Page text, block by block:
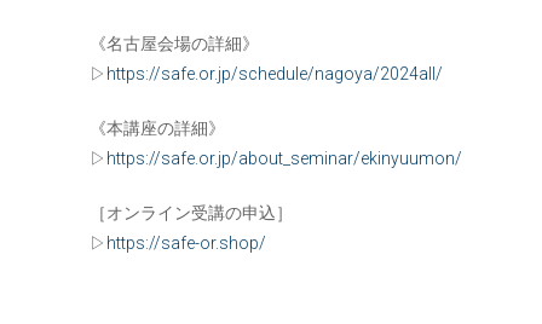
《名古屋会場の詳細》
▷ https://safe.or.jp/schedule/nagoya/2024all/
《本講座の詳細》
▷ https://safe.or.jp/about_seminar/ekinyuumon/
［オンライン受講の申込］
▷ https://safe-or.shop/